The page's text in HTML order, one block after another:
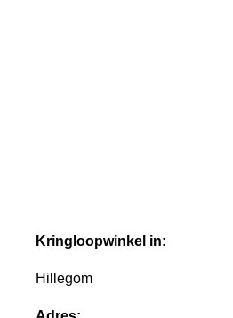
Kringloopwinkel in:
Hillegom